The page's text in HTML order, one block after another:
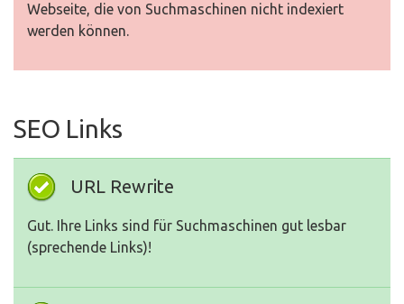
Webseite, die von Suchmaschinen nicht indexiert
werden können.
SEO Links
URL Rewrite
Gut. Ihre Links sind für Suchmaschinen gut lesbar
(sprechende Links)!